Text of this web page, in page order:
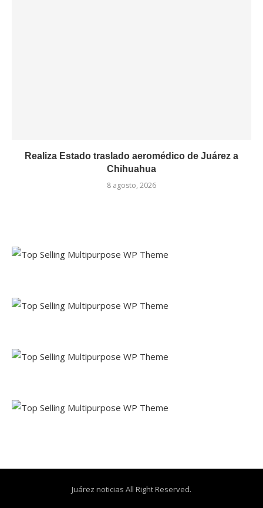
Realiza Estado traslado aeromédico de Juárez a
Chihuahua
8 agosto, 2026
Juárez noticias All Right Reserved.